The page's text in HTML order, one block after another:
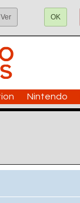
Ver OK
Nintendo